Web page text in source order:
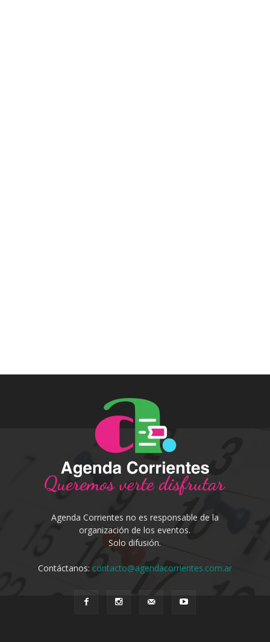
Agenda Corrientes no es responsable de la
organización de los eventos.
Solo difusión.
Contáctanos: contacto@agendacorrientes.com.ar